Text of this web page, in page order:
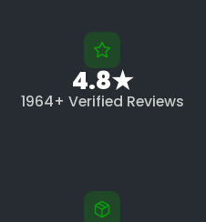
4.8★
1964+ Verified Reviews